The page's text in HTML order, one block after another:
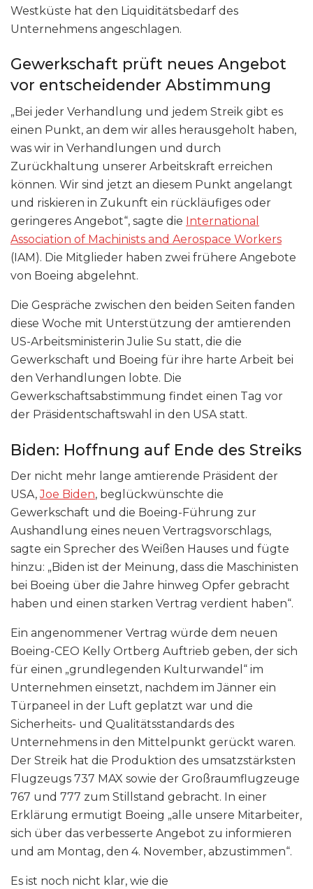
Westküste hat den Liquiditätsbedarf des
Unternehmens angeschlagen.
Gewerkschaft prüft neues Angebot
vor entscheidender Abstimmung
„Bei jeder Verhandlung und jedem Streik gibt es
einen Punkt, an dem wir alles herausgeholt haben,
was wir in Verhandlungen und durch
Zurückhaltung unserer Arbeitskraft erreichen
können. Wir sind jetzt an diesem Punkt angelangt
und riskieren in Zukunft ein rückläufiges oder
geringeres Angebot“, sagte die International
Association of Machinists and Aerospace Workers
(IAM). Die Mitglieder haben zwei frühere Angebote
von Boeing abgelehnt.
Die Gespräche zwischen den beiden Seiten fanden
diese Woche mit Unterstützung der amtierenden
US-Arbeitsministerin Julie Su statt, die die
Gewerkschaft und Boeing für ihre harte Arbeit bei
den Verhandlungen lobte. Die
Gewerkschaftsabstimmung findet einen Tag vor
der Präsidentschaftswahl in den USA statt.
Biden: Hoffnung auf Ende des Streiks
Der nicht mehr lange amtierende Präsident der
USA,Joe Biden, beglückwünschte die
Gewerkschaft und die Boeing-Führung zur
Aushandlung eines neuen Vertragsvorschlags,
sagte ein Sprecher des Weißen Hauses und fügte
hinzu: „Biden ist der Meinung, dass die Maschinisten
bei Boeing über die Jahre hinweg Opfer gebracht
haben und einen starken Vertrag verdient haben“.
Ein angenommener Vertrag würde dem neuen
Boeing-CEO Kelly Ortberg Auftrieb geben, der sich
für einen „grundlegenden Kulturwandel“ im
Unternehmen einsetzt, nachdem im Jänner ein
Türpaneel in der Luft geplatzt war und die
Sicherheits- und Qualitätsstandards des
Unternehmens in den Mittelpunkt gerückt waren.
Der Streik hat die Produktion des umsatzstärksten
Flugzeugs 737 MAX sowie der Großraumflugzeuge
767 und 777 zum Stillstand gebracht. In einer
Erklärung ermutigt Boeing „alle unsere Mitarbeiter,
sich über das verbesserte Angebot zu informieren
und am Montag, den 4. November, abzustimmen“.
Es ist noch nicht klar, wie die